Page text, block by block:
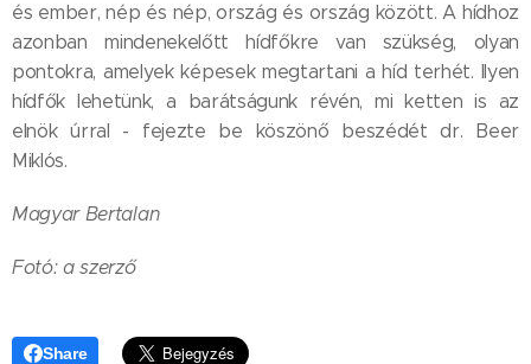
és ember, nép és nép, ország és ország között. A hídhoz
azonban mindenekelőtt hídfőkre van szükség, olyan
pontokra, amelyek képesek megtartani a híd terhét. Ilyen
hídfők lehetünk, a barátságunk révén, mi ketten is az
elnök úrral - fejezte be köszönő beszédét dr. Beer
Miklós.
Magyar Bertalan
Fotó: a szerző
Share